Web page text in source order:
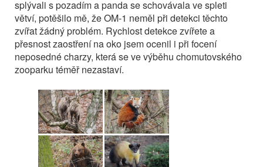
splývali s pozadím a panda se schovávala ve spleti
větví, potěšilo mě, že OM-1 neměl při detekci těchto
zvířat žádný problém. Rychlost detekce zvířete a
přesnost zaostření na oko jsem ocenil i při focení
neposedné charzy, která se ve výběhu chomutovského
zooparku téměř nezastaví.